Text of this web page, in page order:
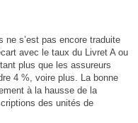
ne s’est pas encore traduite
avec le taux du Livret A ou
plus que les assureurs
4 %, voire plus. La bonne
à la hausse de la
des unités de